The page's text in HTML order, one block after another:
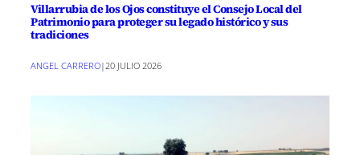
Villarrubia de los Ojos constituye el Consejo Local del
Patrimonio para proteger su legado histórico y sus
tradiciones
ANGEL CARRERO|20 JULIO 2026